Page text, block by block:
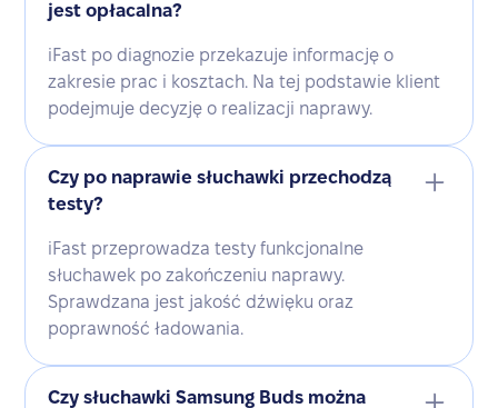
jest opłacalna?
iFast po diagnozie przekazuje informację o
zakresie prac i kosztach. Na tej podstawie klient
podejmuje decyzję o realizacji naprawy.
Czy po naprawie słuchawki przechodzą
testy?
iFast przeprowadza testy funkcjonalne
słuchawek po zakończeniu naprawy.
Sprawdzana jest jakość dźwięku oraz
poprawność ładowania.
Czy słuchawki Samsung Buds można